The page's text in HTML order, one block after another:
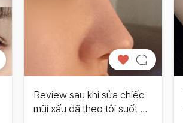
Review sau khi sửa chiếc
mũi xấu đã theo tôi suốt 25